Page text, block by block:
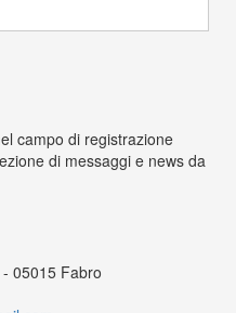
campo di registrazione
di messaggi e news da
05015 Fabro